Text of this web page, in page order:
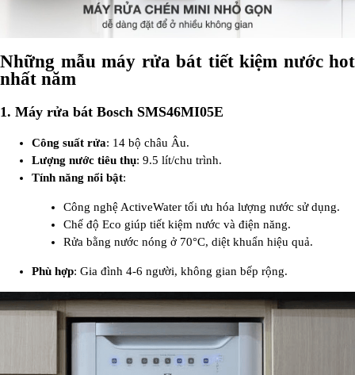
Những mẫu máy rửa bát tiết kiệm nước hot
nhất năm
1. Máy rửa bát Bosch SMS46MI05E
Công suất rửa: 14 bộ châu Âu.
Lượng nước tiêu thụ: 9.5 lít/chu trình.
Tính năng nổi bật:
Công nghệ ActiveWater tối ưu hóa lượng nước sử dụng.
Chế độ Eco giúp tiết kiệm nước và điện năng.
Rửa bằng nước nóng ở 70°C, diệt khuẩn hiệu quả.
Phù hợp: Gia đình 4-6 người, không gian bếp rộng.